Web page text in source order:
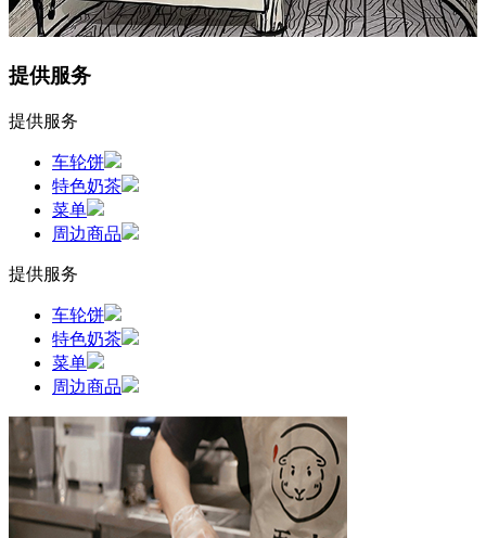
提供服务
提供服务
车轮饼
特色奶茶
菜单
周边商品
提供服务
车轮饼
特色奶茶
菜单
周边商品